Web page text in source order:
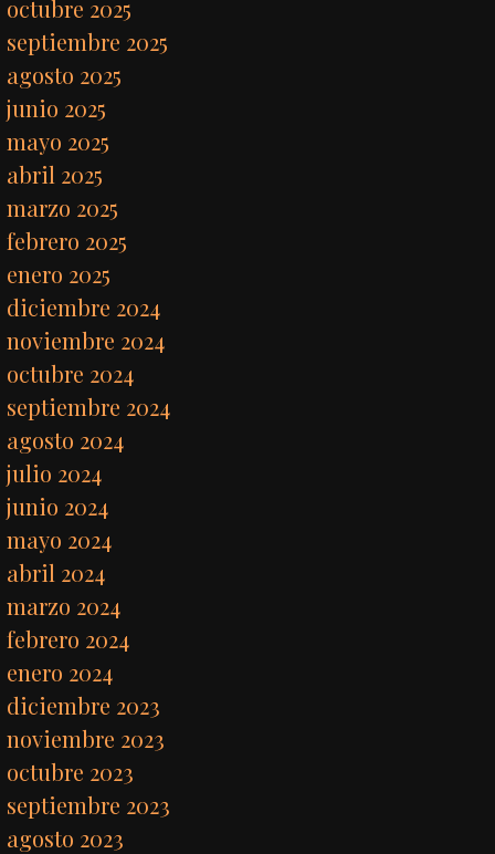
octubre 2025
septiembre 2025
agosto 2025
junio 2025
mayo 2025
abril 2025
marzo 2025
febrero 2025
enero 2025
diciembre 2024
noviembre 2024
octubre 2024
septiembre 2024
agosto 2024
julio 2024
junio 2024
mayo 2024
abril 2024
marzo 2024
febrero 2024
enero 2024
diciembre 2023
noviembre 2023
octubre 2023
septiembre 2023
agosto 2023